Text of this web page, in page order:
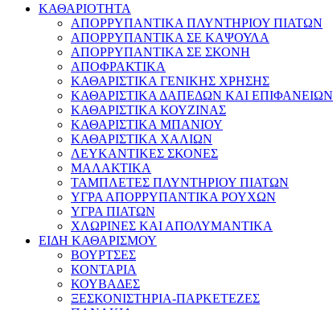
ΚΑΘΑΡΙΟΤΗΤΑ
ΑΠΟΡΡΥΠΑΝΤΙΚΑ ΠΛΥΝΤΗΡΙΟΥ ΠΙΑΤΩΝ
ΑΠΟΡΡΥΠΑΝΤΙΚΑ ΣΕ ΚΑΨΟΥΛΑ
ΑΠΟΡΡΥΠΑΝΤΙΚΑ ΣΕ ΣΚΟΝΗ
ΑΠΟΦΡΑΚΤΙΚΑ
ΚΑΘΑΡΙΣΤΙΚΑ ΓΕΝΙΚΗΣ ΧΡΗΣΗΣ
ΚΑΘΑΡΙΣΤΙΚΑ ΔΑΠΕΔΩΝ ΚΑΙ ΕΠΙΦΑΝΕΙΩΝ
ΚΑΘΑΡΙΣΤΙΚΑ ΚΟΥΖΙΝΑΣ
ΚΑΘΑΡΙΣΤΙΚΑ ΜΠΑΝΙΟΥ
ΚΑΘΑΡΙΣΤΙΚΑ ΧΑΛΙΩΝ
ΛΕΥΚΑΝΤΙΚΕΣ ΣΚΟΝΕΣ
ΜΑΛΑΚΤΙΚΑ
ΤΑΜΠΛΕΤΕΣ ΠΛΥΝΤΗΡΙΟΥ ΠΙΑΤΩΝ
ΥΓΡΑ ΑΠΟΡΡΥΠΑΝΤΙΚΑ ΡΟΥΧΩΝ
ΥΓΡΑ ΠΙΑΤΩΝ
ΧΛΩΡΙΝΕΣ ΚΑΙ ΑΠΟΛΥΜΑΝΤΙΚΑ
ΕΙΔΗ ΚΑΘΑΡΙΣΜΟΥ
ΒΟΥΡΤΣΕΣ
ΚΟΝΤΑΡΙΑ
ΚΟΥΒΑΔΕΣ
ΞΕΣΚΟΝΙΣΤΗΡΙΑ-ΠΑΡΚΕΤΕΖΕΣ